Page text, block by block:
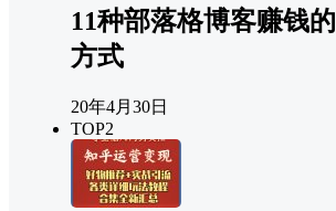
11种部落格博客赚钱的
方式
20年4月30日
TOP2